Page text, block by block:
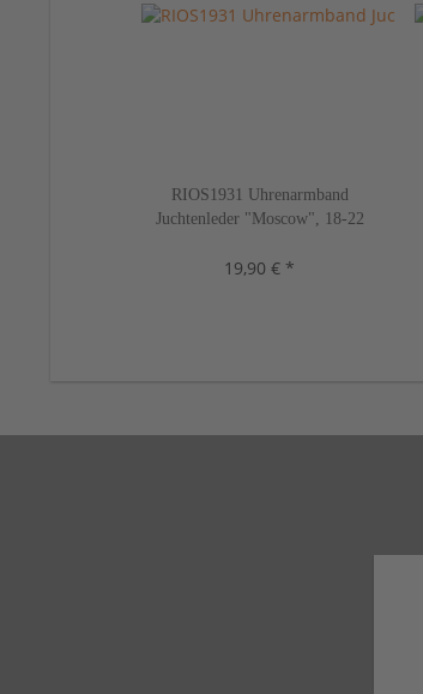
RIOS1931 Uhrenarmband
Juchtenleder "Moscow", 18-22
19,90 € *